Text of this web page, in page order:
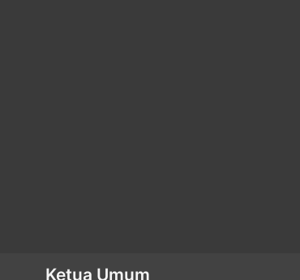
Ketua Umum